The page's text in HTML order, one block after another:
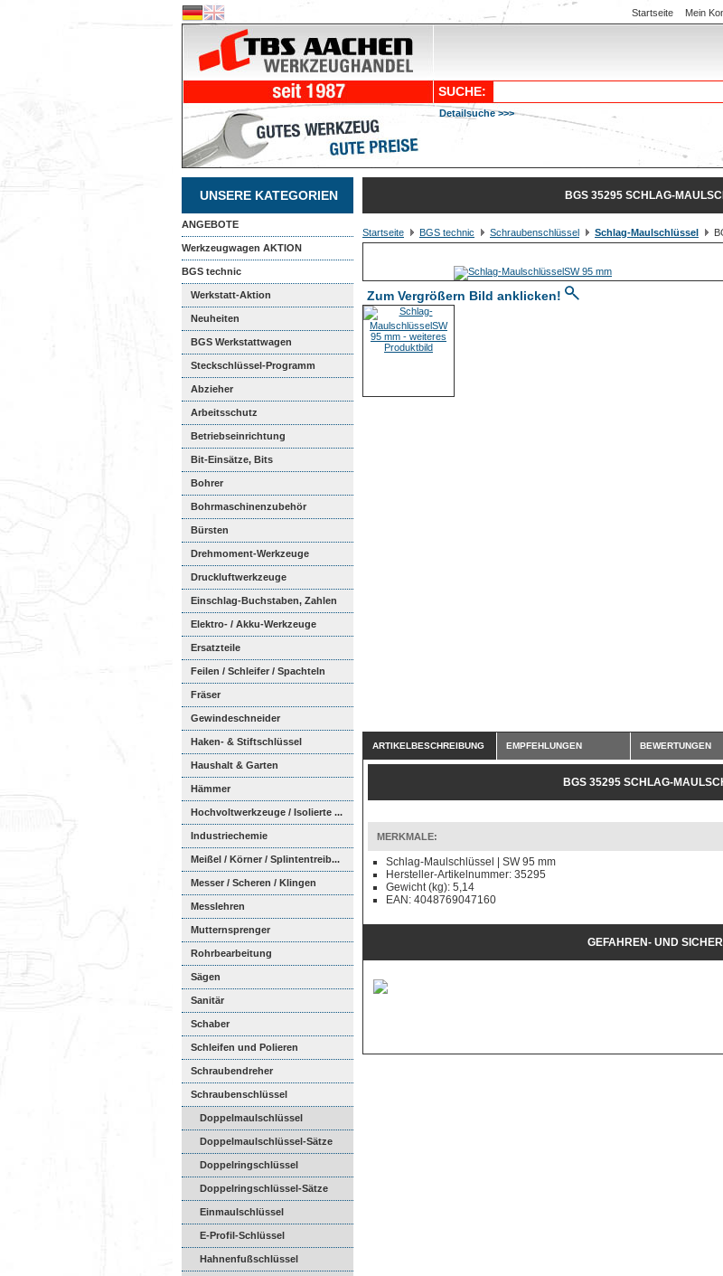
Startseite Mein
SUCHE:
Detailsuche >>>
UNSERE KATEGORIEN
ANGEBOTE
Werkzeugwagen AKTION
BGS technic
Werkstatt-Aktion
Neuheiten
BGS Werkstattwagen
Steckschlüssel-Programm
Abzieher
Arbeitsschutz
Betriebseinrichtung
Bit-Einsätze, Bits
Bohrer
Bohrmaschinenzubehör
Bürsten
Drehmoment-Werkzeuge
Druckluftwerkzeuge
Einschlag-Buchstaben, Zahlen
Elektro- / Akku-Werkzeuge
Ersatzteile
Feilen / Schleifer / Spachteln
Fräser
Gewindeschneider
Haken- & Stiftschlüssel
Haushalt & Garten
Hämmer
Hochvoltwerkzeuge / Isolierte ...
Industriechemie
Meißel / Körner / Splintentreib...
Messer / Scheren / Klingen
Messlehren
Mutternsprenger
Rohrbearbeitung
Sägen
Sanitär
Schaber
Schleifen und Polieren
Schraubendreher
Schraubenschlüssel
Doppelmaulschlüssel
Doppelmaulschlüssel-Sätze
Doppelringschlüssel
Doppelringschlüssel-Sätze
Einmaulschlüssel
E-Profil-Schlüssel
Hahnenfußschlüssel
BGS 35295 SCHLAG-
Startseite BGS technic Schraubenschlüssel Schlag-Maulschlüssel
Zum Vergrößern Bild anklicken!
ARTIKELBESCHREIBUNG EMPFEHLUNGEN BEWERTUNGEN
BGS 35295 SCHLAG-
MERKMALE:
Schlag-Maulschlüssel | SW 95 mm
Hersteller-Artikelnummer: 35295
Gewicht (kg): 5,14
EAN: 4048769047160
GEFAHREN- UND